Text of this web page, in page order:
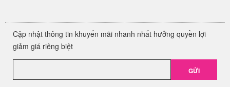
Cập nhật thông tin khuyến mãi nhanh nhất hưởng quyền lợi
giảm giá riêng biệt
GỬI